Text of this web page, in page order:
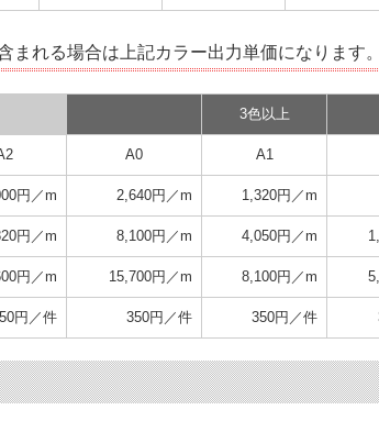
れる場合は上記カラー出力単価になります。
3色以上
A0 A1
円／m 2,640円／m 1,320円／m
円／m 8,100円／m 4,050円／m
円／m 15,700円／m 8,100円／m
円／件 350円／件 350円／件